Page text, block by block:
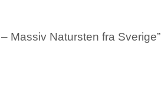
Massiv Natursten fra Sverige”